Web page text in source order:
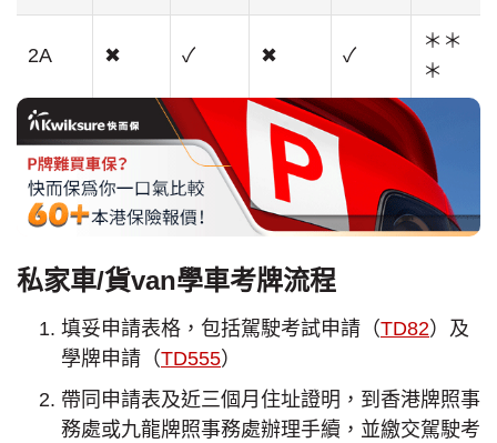
2A ✖ ✓ ✖ ✓
＊＊
＊
私家車/貨van學車考牌流程
填妥申請表格，包括駕駛考試申請（TD82）及
學牌申請（TD555）
帶同申請表及近三個月住址證明，到香港牌照事
務處或九龍牌照事務處辦理手續，並繳交駕駛考